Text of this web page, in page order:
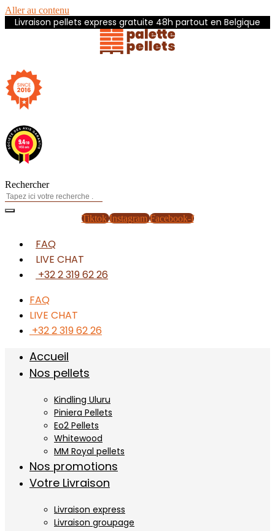
Aller au contenu
Livraison pellets express gratuite 48h partout en Belgique
Rechercher
Tiktok Instagram Facebook-f
FAQ
LIVE CHAT
+32 2 319 62 26
FAQ
LIVE CHAT
+32 2 319 62 26
Accueil
Nos pellets
Kindling Uluru
Piniera Pellets
Eo2 Pellets
Whitewood
MM Royal pellets
Nos promotions
Votre Livraison
Livraison express
Livraison groupage